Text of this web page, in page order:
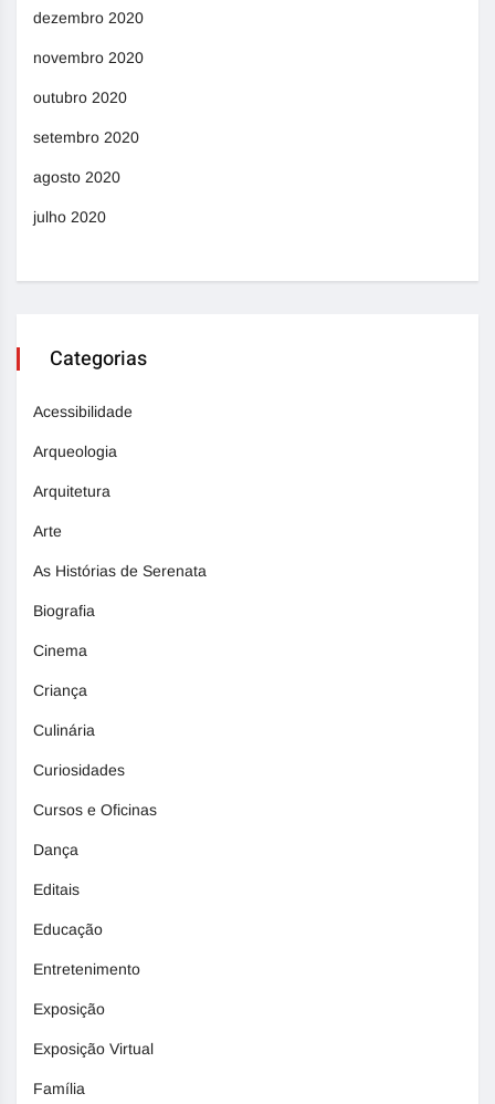
dezembro 2020
novembro 2020
outubro 2020
setembro 2020
agosto 2020
julho 2020
Categorias
Acessibilidade
Arqueologia
Arquitetura
Arte
As Histórias de Serenata
Biografia
Cinema
Criança
Culinária
Curiosidades
Cursos e Oficinas
Dança
Editais
Educação
Entretenimento
Exposição
Exposição Virtual
Família